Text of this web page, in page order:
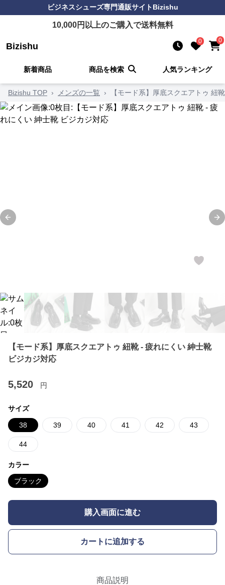
ビジネスシューズ専門通販サイトBizishu
10,000円以上のご購入で送料無料
Bizishu 0 0
新着商品 商品を検索 人気ランキング
Bizishu TOP › メンズの一覧 › 【モード系】厚底スクエアトゥ 紐
Previous slide
【モード系】厚底スクエアトゥ 紐靴 - 疲れにくい 紳士靴
ビジカジ対応
5,520 円
サイズ
38 39 40 41 42 43
44
カラー
ブラック
購入画面に進む
カートに追加する
商品説明